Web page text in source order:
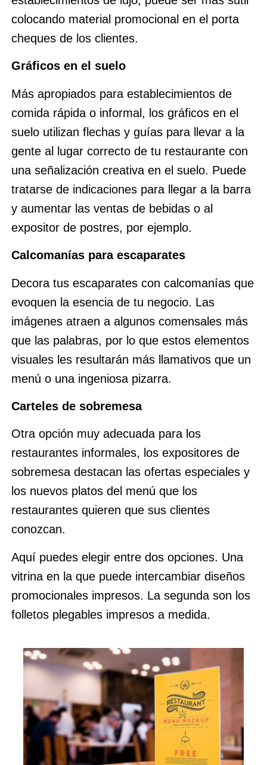
colocando material promocional en el porta
cheques de los clientes.
Gráficos en el suelo
Más apropiados para establecimientos de
comida rápida o informal, los gráficos en el
suelo utilizan flechas y guías para llevar a la
gente al lugar correcto de tu restaurante con
una señalización creativa en el suelo. Puede
tratarse de indicaciones para llegar a la barra
y aumentar las ventas de bebidas o al
expositor de postres, por ejemplo.
Calcomanías para escaparates
Decora tus escaparates con calcomanías que
evoquen la esencia de tu negocio. Las
imágenes atraen a algunos comensales más
que las palabras, por lo que estos elementos
visuales les resultarán más llamativos que un
menú o una ingeniosa pizarra.
Carteles de sobremesa
Otra opción muy adecuada para los
restaurantes informales, los expositores de
sobremesa destacan las ofertas especiales y
los nuevos platos del menú que los
restaurantes quieren que sus clientes
conozcan.
Aquí puedes elegir entre dos opciones. Una
vitrina en la que puede intercambiar diseños
promocionales impresos. La segunda son los
folletos plegables impresos a medida.